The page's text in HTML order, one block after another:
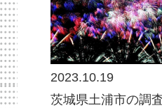
2023.10.19
茨城県土浦市の調